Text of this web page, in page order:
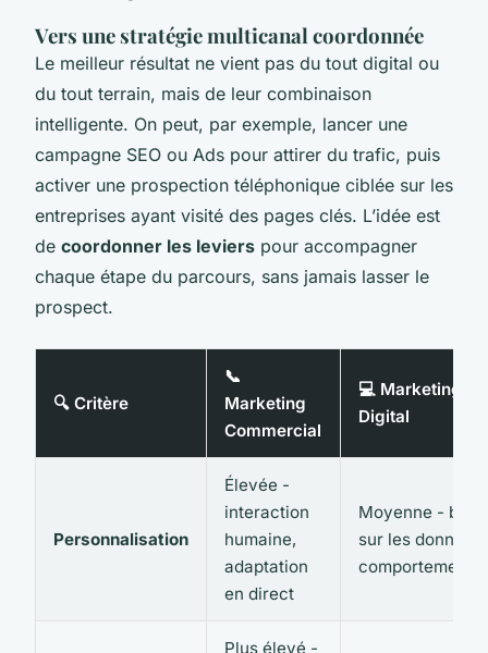
Vers une stratégie multicanal coordonnée
Le meilleur résultat ne vient pas du tout digital ou
du tout terrain, mais de leur combinaison
intelligente. On peut, par exemple, lancer une
campagne SEO ou Ads pour attirer du trafic, puis
activer une prospection téléphonique ciblée sur les
entreprises ayant visité des pages clés. L’idée est
de coordonner les leviers pour accompagner
chaque étape du parcours, sans jamais lasser le
prospect.
🔍 Critère
📞
Marketing
Commercial
💻 Marketing
Digital
Personnalisation
Élevée -
interaction
humaine,
adaptation
en direct
Moyenne -
sur les données
Plus élevé -